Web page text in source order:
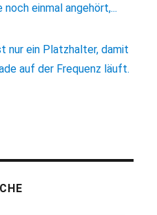
einmal angehört,...
nur ein Platzhalter, damit
auf der Frequenz läuft.